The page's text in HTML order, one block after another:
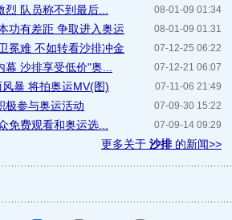
08-01-09 01:34
队员称不到最后...
08-01-09 01:31
功有差距 争取进入奥运
07-12-25 06:22
冕难 不如转看沙排冲金
07-12-21 06:07
沙排享受低价"奥...
07-11-06 21:49
暴 将拍奥运MV(图)
07-09-30 15:22
极参与奥运活动
07-09-14 09:29
免费观看和奥运选...
更多关于 沙排的新闻>>